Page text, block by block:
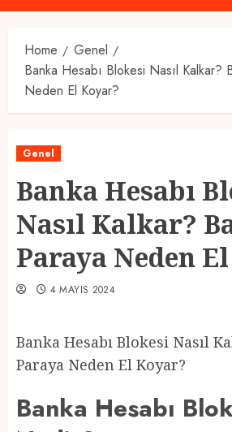
Menu
Home
Genel
Banka Hesabı Blokesi Nasıl Kalkar?
Neden El Koyar?
Genel
Banka Hesabı
Nasıl Kalkar?
Paraya Neden
4 MAYIS 2024
Banka Hesabı Blokesi Nasıl
Paraya Neden El Koyar?
Banka Hesabı